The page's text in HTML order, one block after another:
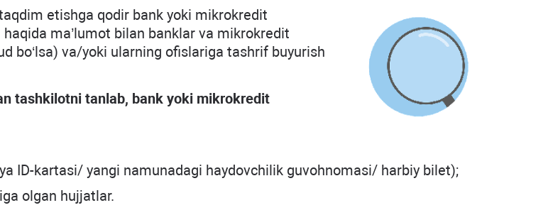
etishga qodir bank yoki mikrokredit
ma’lumot bilan banklar va mikrokredit
bo‘lsa) va/yoki ularning ofislariga tashrif buyurish
tashkilotni tanlab, bank yoki mikrokredit
ID-kartasi/ yangi namunadagi haydovchilik guvohnomasi/ harbiy bilet);
olgan hujjatlar.